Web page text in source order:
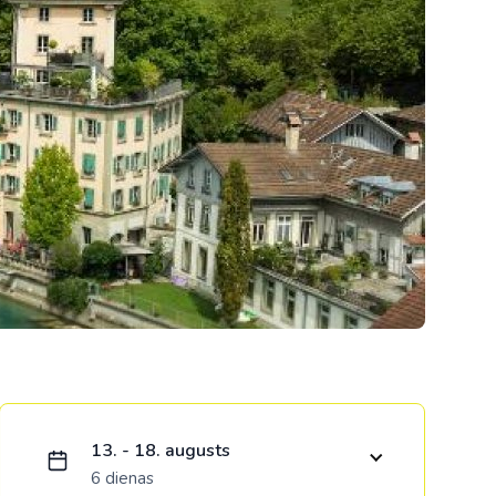
Kolumbija
Kostarika
Meksika
Panama
Ielādējam piedāvājumu...
13. - 18. augusts
6 dienas